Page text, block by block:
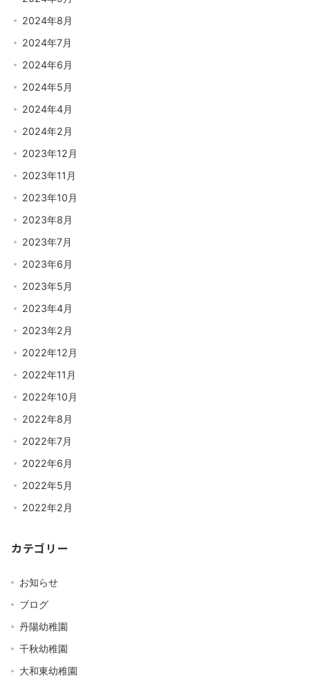
2024年8月
2024年7月
2024年6月
2024年5月
2024年4月
2024年2月
2023年12月
2023年11月
2023年10月
2023年8月
2023年7月
2023年6月
2023年5月
2023年4月
2023年2月
2022年12月
2022年11月
2022年10月
2022年8月
2022年7月
2022年6月
2022年5月
2022年2月
カテゴリー
お知らせ
ブログ
丹陽幼稚園
千秋幼稚園
大和東幼稚園